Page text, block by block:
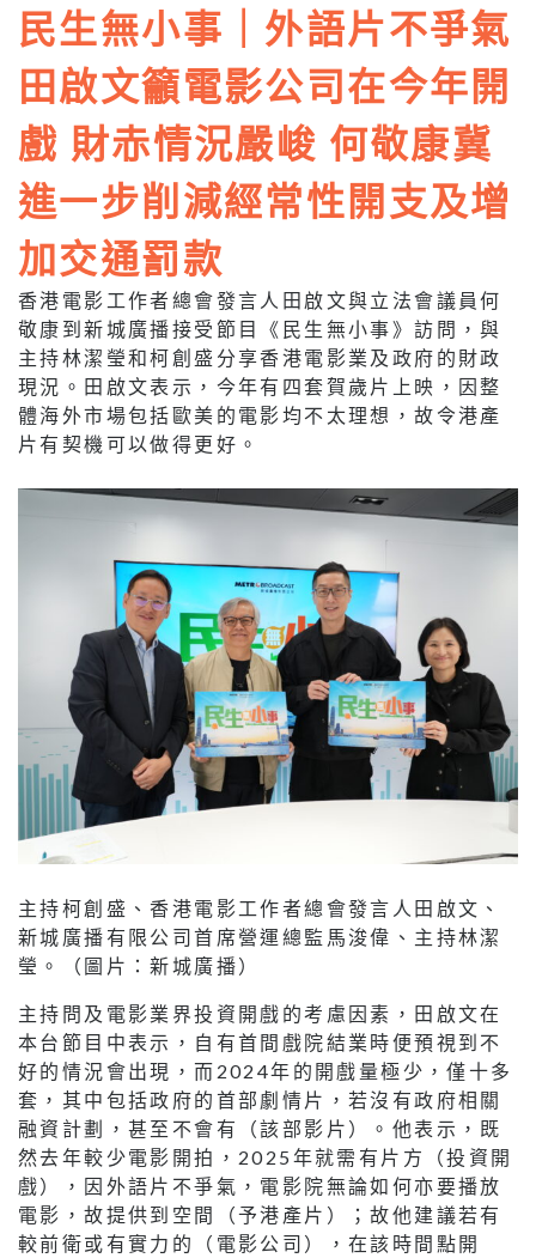
民生無小事｜外語片不爭氣
田啟文籲電影公司在今年開
戲 財赤情況嚴峻 何敬康冀
進一步削減經常性開支及增
加交通罰款
香港電影工作者總會發言人田啟文與立法會議員何
敬康到新城廣播接受節目《民生無小事》訪問，與
主持林潔瑩和柯創盛分享香港電影業及政府的財政
現況。田啟文表示，今年有四套賀歲片上映，因整
體海外市場包括歐美的電影均不太理想，故令港產
片有契機可以做得更好。
主持柯創盛、香港電影工作者總會發言人田啟文、
新城廣播有限公司首席營運總監馬浚偉、主持林潔
瑩。（圖片：新城廣播）
主持問及電影業界投資開戲的考慮因素，田啟文在
本台節目中表示，自有首間戲院結業時便預視到不
好的情況會出現，而2024年的開戲量極少，僅十多
套，其中包括政府的首部劇情片，若沒有政府相關
融資計劃，甚至不會有（該部影片）。他表示，既
然去年較少電影開拍，2025年就需有片方（投資開
戲），因外語片不爭氣，電影院無論如何亦要播放
電影，故提供到空間（予港產片）；故他建議若有
較前衛或有實力的（電影公司），在該時間點開